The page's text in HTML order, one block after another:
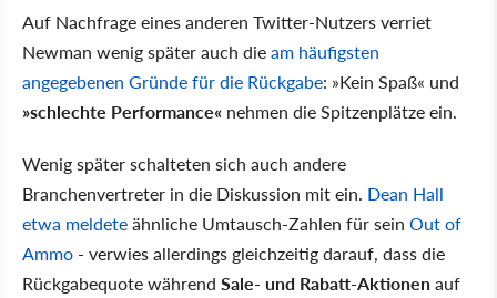
Auf Nachfrage eines anderen Twitter-Nutzers verriet
Newman wenig später auch dieam häufigsten
angegebenen Gründe für die Rückgabe: »Kein Spaß« und
»schlechte Performance« nehmen die Spitzenplätze ein.
Wenig später schalteten sich auch andere
Branchenvertreter in die Diskussion mit ein. Dean Hall
etwa meldeteähnliche Umtausch-Zahlen für sein Out of
Ammo - verwies allerdings gleichzeitig darauf, dass die
Rückgabequote während Sale- und Rabatt-Aktionenauf